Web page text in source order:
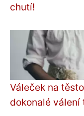
chutí!
Váleček na
dokonalé válení